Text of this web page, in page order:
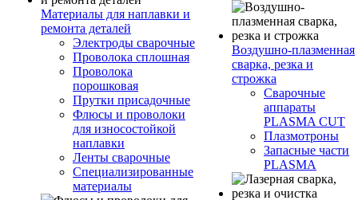
Материалы для наплавки и
ремонта деталей
Электроды сварочные
Проволока сплошная
Проволока
порошковая
Прутки присадочные
Флюсы и проволоки
для износостойкой
наплавки
Ленты сварочные
Специализированные
материалы
Воздушно-плазменная
сварка, резка и
строжка
Сварочные
аппараты
PLASMA CUT
Плазмотроны
Запасные части
PLASMA